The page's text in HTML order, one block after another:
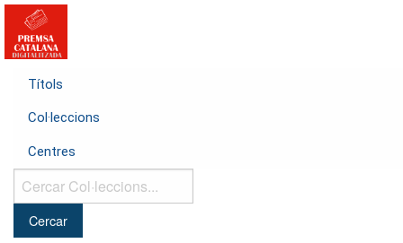
Títols
Col·leccions
Centres
Cercar
Col·leccions...